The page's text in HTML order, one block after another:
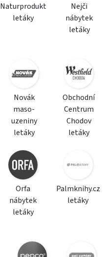
Naturprodukt
letáky
Nejči
nábytek
letáky
Novák
maso-
uzeniny
letáky
Obchodní
Centrum
Chodov
letáky
Orfa
nábytek
letáky
Palmknihy.cz
letáky